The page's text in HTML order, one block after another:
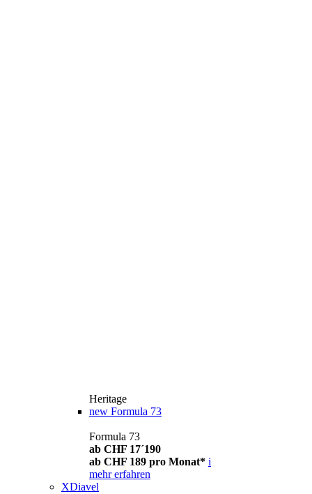
Heritage
new Formula 73
Formula 73
ab CHF 17´190
ab CHF 189 pro Monat* i
mehr erfahren
XDiavel